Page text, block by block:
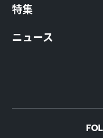
特集
ニュース